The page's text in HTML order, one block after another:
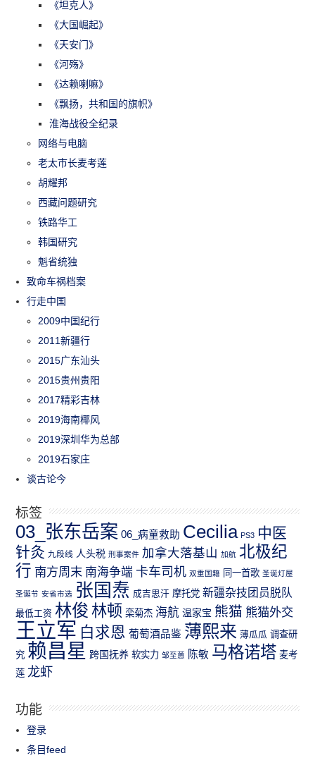
《坦克人》
《大国崛起》
《天安门》
《河殇》
《达赖喇嘛》
《飘扬，共和国的旗帜》
淮海战役全纪录
网络与电脑
老太市长麦考莲
胡耀邦
西藏问题研究
铁路华工
韩国研究
魁省统独
致命车祸档案
行走中国
2009中国纪行
2011新疆行
2015广东汕头
2015贵州贵阳
2017精彩吉林
2019海南椰风
2019深圳华为总部
2019石家庄
谈古论今
标签
03_张东岳案 06_病童救助 Cecilia PS3 中医
针灸 九段线 人头税 刑事案件 加拿大落基山 加航 北极纪
行 南方周末 南海争端 卡车司机 双重国籍 同一首歌 圣诞灯屋
圣诞节 安省市选 张国焘 成吉思汗 摩托党 新疆杂技团员脱队
最低工资 林俊 林顿 栾菊杰 海航 温家宝 熊猫 熊猫外交
王立军 白求恩 葡萄酒品鉴 薄熙来 薄瓜瓜 调查研
究 赖昌星 跨国抚养 软实力 邹至蕙 陈敏 马格诺塔 麦考
莲 龙虾
功能
登录
条目feed